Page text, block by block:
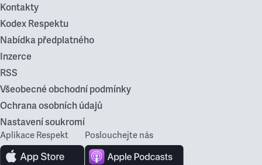
Kontakty
Kodex Respektu
Nabídka předplatného
Inzerce
RSS
Všeobecné obchodní podmínky
Ochrana osobních údajů
Nastavení soukromí
Aplikace Respekt Poslouchejte nás